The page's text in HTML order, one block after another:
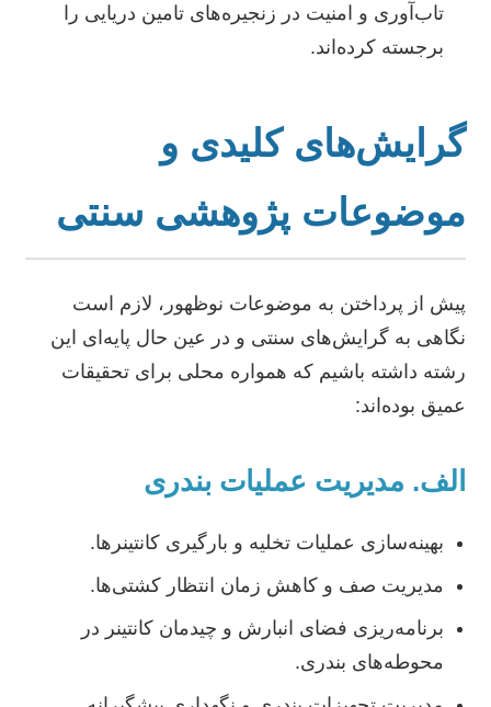
تاب‌آوری و امنیت در زنجیره‌های تامین دریایی را
برجسته کرده‌اند.
گرایش‌های کلیدی و
موضوعات پژوهشی سنتی
پیش از پرداختن به موضوعات نوظهور، لازم است
نگاهی به گرایش‌های سنتی و در عین حال پایه‌ای این
رشته داشته باشیم که همواره محلی برای تحقیقات
عمیق بوده‌اند:
الف. مدیریت عملیات بندری
بهینه‌سازی عملیات تخلیه و بارگیری کانتینرها.
مدیریت صف و کاهش زمان انتظار کشتی‌ها.
برنامه‌ریزی فضای انبارش و چیدمان کانتینر در
محوطه‌های بندری.